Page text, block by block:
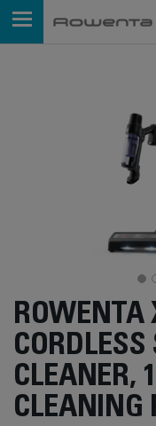
ROWENTA
CLEANER,
CLEANING